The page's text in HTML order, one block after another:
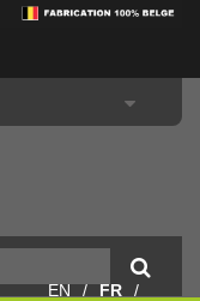
EN
FR